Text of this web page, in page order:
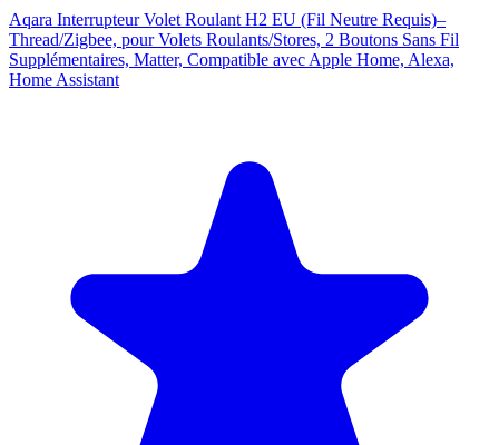
Aqara Interrupteur Volet Roulant H2 EU (Fil Neutre Requis)–
Thread/Zigbee, pour Volets Roulants/Stores, 2 Boutons Sans Fil
Supplémentaires, Matter, Compatible avec Apple Home, Alexa,
Home Assistant